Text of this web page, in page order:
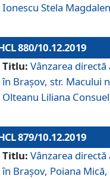
Ionescu Stela
880/10.12.2019
Titlu: Vânzarea
în Brașov, str. Macului
Olteanu Liliana
879/10.12.2019
Titlu: Vânzarea
în Brașov, Poiana